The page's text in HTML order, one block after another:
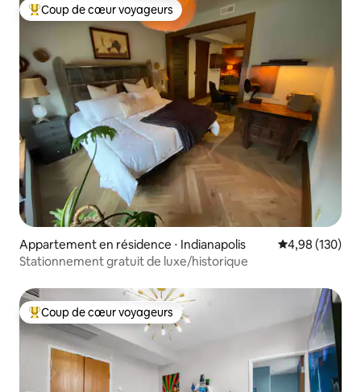
Coups de cœur voyageurs les plus appréciés
Coup de cœur voyageurs
Appartement en résidence ⋅ Indianapolis Évaluation
4,98 (130)
Stationnement gratuit de luxe/historique
Coups de cœur voyageurs les plus appréciés
Coup de cœur voyageurs